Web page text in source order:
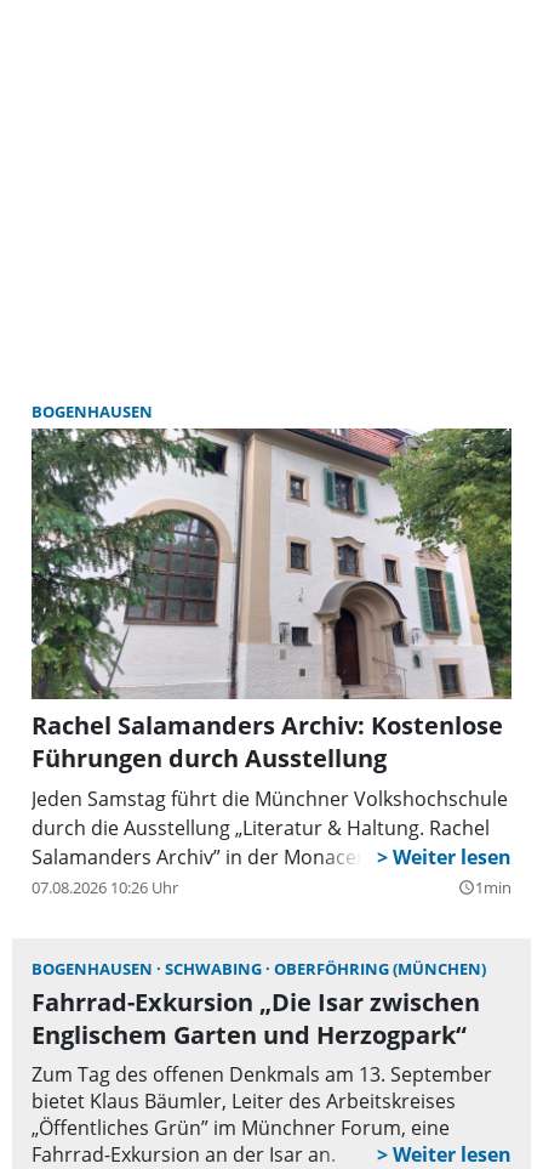
BOGENHAUSEN
Rachel Salamanders Archiv: Kostenlose
Führungen durch Ausstellung
Jeden Samstag führt die Münchner Volkshochschule
durch die Ausstellung „Literatur & Haltung. Rachel
Salamanders Archiv” in der Monacensia.
07.08.2026 10:26 Uhr query_builder1min
BOGENHAUSEN SCHWABING OBERFÖHRING (MÜNCHEN)
Fahrrad-Exkursion „Die Isar zwischen
Englischem Garten und Herzogpark“
Zum Tag des offenen Denkmals am 13. September
bietet Klaus Bäumler, Leiter des Arbeitskreises
„Öffentliches Grün” im Münchner Forum, eine
Fahrrad-Exkursion an der Isar an.